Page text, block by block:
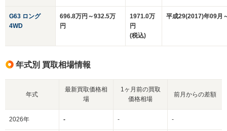
G63 ロング
4WD
696.8万円～932.5万
円
1971.0万
円
(税込)
平成29(2017)年09月
年式別 買取相場情報
年式
最新買取価格相
場
1ヶ月前の買取
価格相場
前月からの差額
2026年 - - -